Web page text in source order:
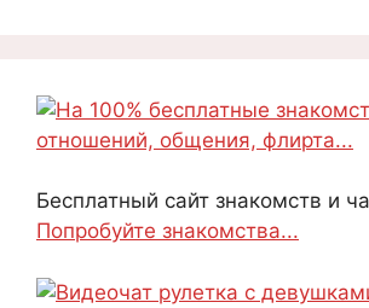
Бесплатный сайт знакомств и
Попробуйте знакомства...